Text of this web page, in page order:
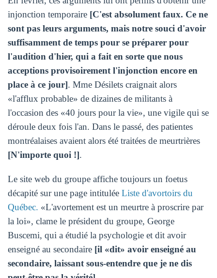
injonction temporaire[C'est absolument faux. Ce ne
sont pas leurs arguments, mais notre souci d'avoir
suffisamment de temps pour se préparer pour
l'audition d'hier, qui a fait en sorte que nous
acceptions provisoirement l'injonction encore en
place à ce jour]. Mme Désilets craignait alors
«l'afflux probable» de dizaines de militants à
l'occasion des «40 jours pour la vie», une vigile qui se
déroule deux fois l'an. Dans le passé, des patientes
montréalaises avaient alors été traitées de meurtrières
[N'importe quoi !].
Le site web du groupe affiche toujours un foetus
décapité sur une page intitulée Liste d'avortoirs du
Québec. «L'avortement est un meurtre à proscrire par
la loi», clame le président du groupe, George
Buscemi, qui a étudié la psychologie et dit avoir
enseigné au secondaire [il «dit» avoir enseigné au
secondaire, laissant sous-entendre que je ne dis